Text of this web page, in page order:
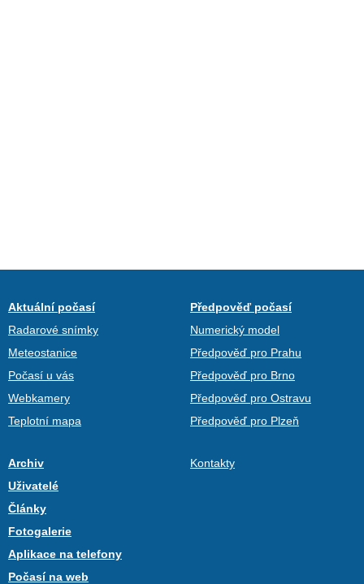
Aktuální počasí
Radarové snímky
Meteostanice
Počasí u vás
Webkamery
Teplotní mapa
Předpověď počasí
Numerický model
Předpověď pro Prahu
Předpověď pro Brno
Předpověď pro Ostravu
Předpověď pro Plzeň
Archiv
Uživatelé
Články
Fotogalerie
Aplikace na telefony
Počasí na web
Kontakty